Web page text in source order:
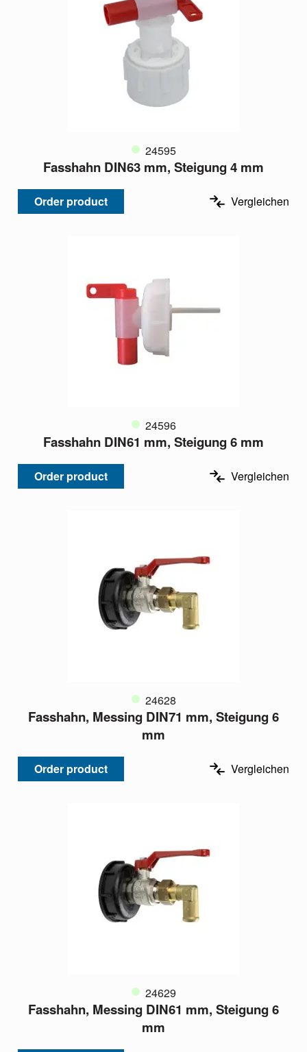
24595
Fasshahn DIN63 mm, Steigung 4 mm
Order product Vergleichen
24596
Fasshahn DIN61 mm, Steigung 6 mm
Order product Vergleichen
24628
Fasshahn, Messing DIN71 mm, Steigung 6
mm
Order product Vergleichen
24629
Fasshahn, Messing DIN61 mm, Steigung 6
mm